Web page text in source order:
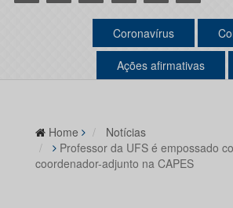
Coronavírus
Ações afirmativas
Home
Notícias
Professor da UFS é empossado
coordenador-adjunto na CAPES